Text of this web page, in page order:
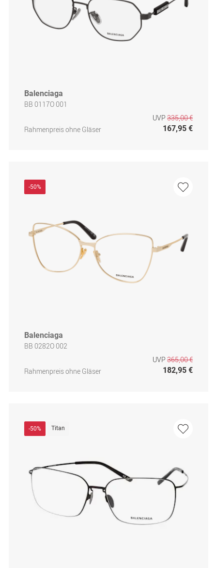
Balenciaga
BB 0117O 001
Rahmenpreis ohne Gläser
UVP 335,00 €
167,95 €
-50%
Balenciaga
BB 0282O 002
Rahmenpreis ohne Gläser
UVP 365,00 €
182,95 €
-50% Titan